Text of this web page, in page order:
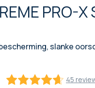
PRO-
slanke
45